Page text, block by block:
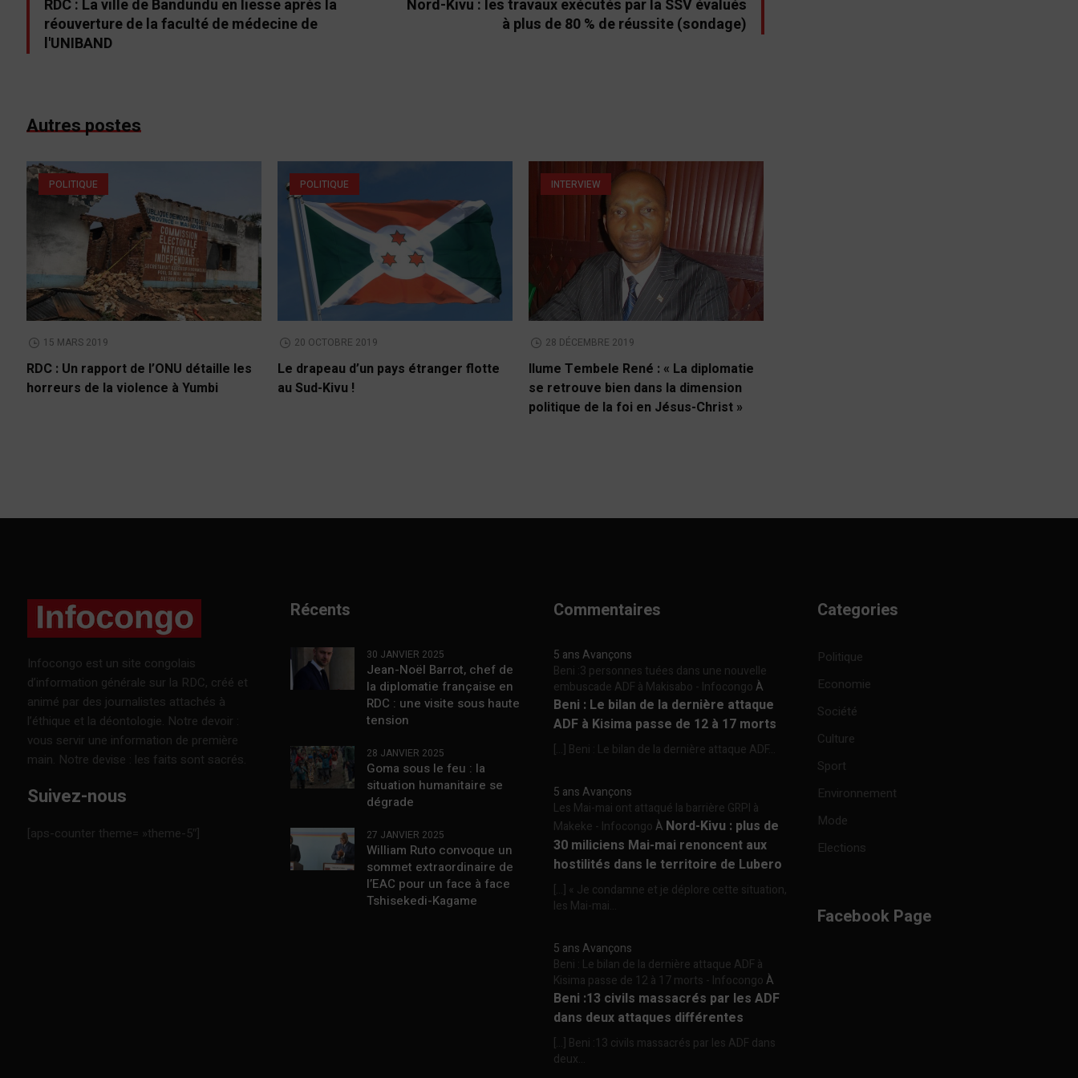
RDC : La ville de Bandundu en liesse après la
réouverture de la faculté de médecine de
l'UNIBAND
Nord-Kivu : les travaux exécutés par la SSV évalués
à plus de 80 % de réussite (sondage)
Autres postes
POLITIQUE
15 MARS 2019
RDC : Un rapport de l’ONU détaille les
horreurs de la violence à Yumbi
POLITIQUE
20 OCTOBRE 2019
Le drapeau d’un pays étranger flotte
au Sud-Kivu !
INTERVIEW
28 DÉCEMBRE 2019
Ilume Tembele René : « La diplomatie
se retrouve bien dans la dimension
politique de la foi en Jésus-Christ »
Infocongo est un site congolais
d’information générale sur la RDC, créé et
animé par des journalistes attachés à
l’éthique et la déontologie. Notre devoir :
vous servir une information de première
main. Notre devise : les faits sont sacrés.
Suivez-nous
[aps-counter theme= »theme-5″]
Récents
30 JANVIER 2025
Jean-Noël Barrot, chef de
la diplomatie française en
RDC : une visite sous haute
tension
28 JANVIER 2025
Goma sous le feu : la
situation humanitaire se
dégrade
27 JANVIER 2025
William Ruto convoque un
sommet extraordinaire de
l’EAC pour un face à face
Tshisekedi-Kagame
Commentaires
5 ans Avançons
Beni :3 personnes tuées dans une nouvelle
embuscade ADF à Makisabo - InfocongoÀ
Beni : Le bilan de la dernière attaque
ADF à Kisima passe de 12 à 17 morts
[…] Beni : Le bilan de la dernière attaque ADF...
5 ans Avançons
Les Mai-mai ont attaqué la barrière GRPI à
Makeke - InfocongoÀ Nord-Kivu : plus de
30 miliciens Mai-mai renoncent aux
hostilités dans le territoire de Lubero
[…] « Je condamne et je déplore cette situation,
les Mai-mai...
5 ans Avançons
Beni : Le bilan de la dernière attaque ADF à
Kisima passe de 12 à 17 morts - InfocongoÀ
Beni :13 civils massacrés par les ADF
dans deux attaques différentes
[…] Beni :13 civils massacrés par les ADF dans
deux...
Categories
Politique
Economie
Société
Culture
Sport
Environnement
Mode
Elections
Facebook Page